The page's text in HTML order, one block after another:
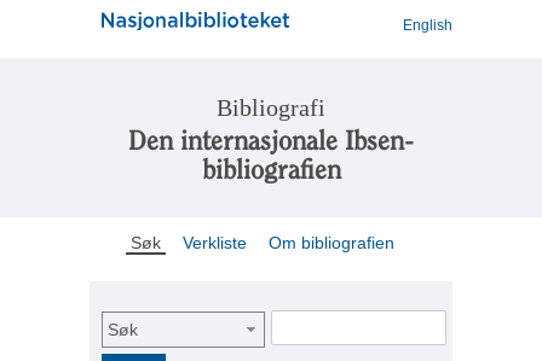
English
Bibliografi
Den internasjonale Ibsen-
bibliografien
Søk Verkliste Om bibliografien
Søk